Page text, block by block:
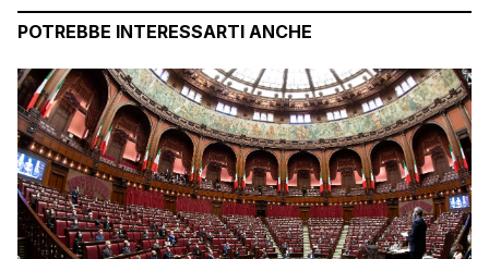
POTREBBE INTERESSARTI ANCHE